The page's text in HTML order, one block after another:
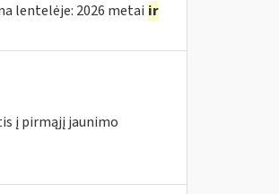
lentelėje: 2026 metai ir
į pirmąjį jaunimo